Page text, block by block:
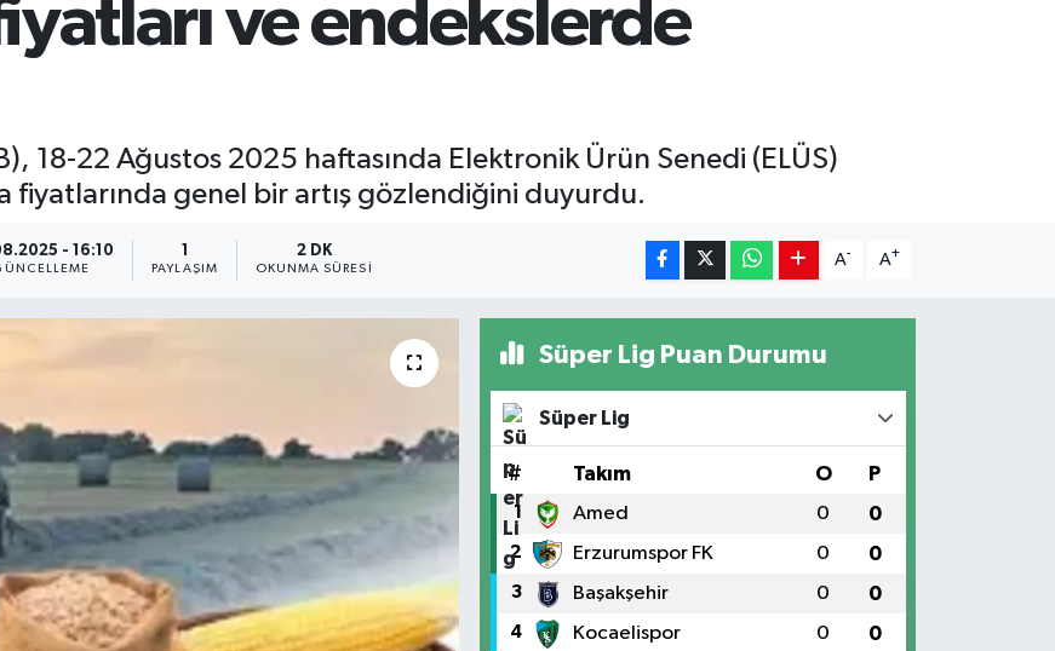
ve endekslerde
18-22 Ağustos 2025 haftasında Elektronik Ürün Senedi (ELÜS)
fiyatlarında genel bir artış gözlendiğini duyurdu.
- 16:10
PAYLAŞIM
2 DK
OKUNMA SÜRESI
A- A+
Süper Lig Puan Durumu
Süper Lig
# Takım O P
1 Amed 0 0
2 Erzurumspor FK 0 0
3 Başakşehir 0 0
4 Kocaelispor 0 0